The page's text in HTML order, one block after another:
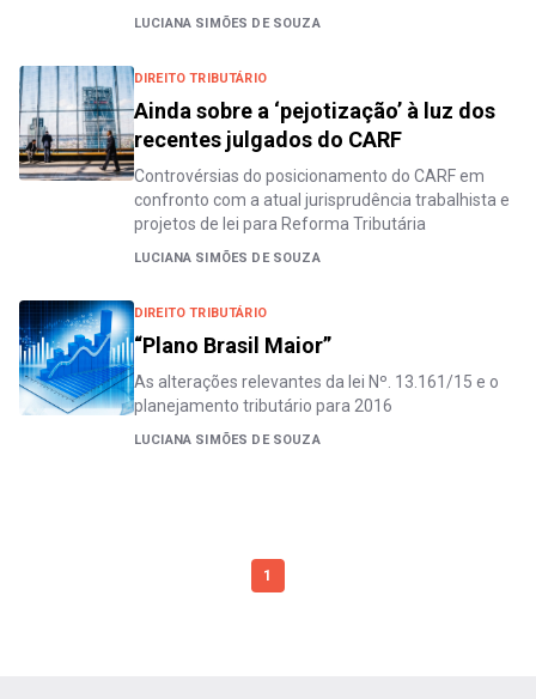
LUCIANA SIMÕES DE SOUZA
DIREITO TRIBUTÁRIO
Ainda sobre a ‘pejotização’ à luz dos
recentes julgados do CARF
Controvérsias do posicionamento do CARF em
confronto com a atual jurisprudência trabalhista e
projetos de lei para Reforma Tributária
LUCIANA SIMÕES DE SOUZA
DIREITO TRIBUTÁRIO
“Plano Brasil Maior”
As alterações relevantes da lei Nº. 13.161/15 e o
planejamento tributário para 2016
LUCIANA SIMÕES DE SOUZA
1